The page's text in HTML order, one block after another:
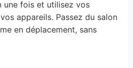
une fois et utilisez vos
appareils. Passez du salon
en déplacement, sans